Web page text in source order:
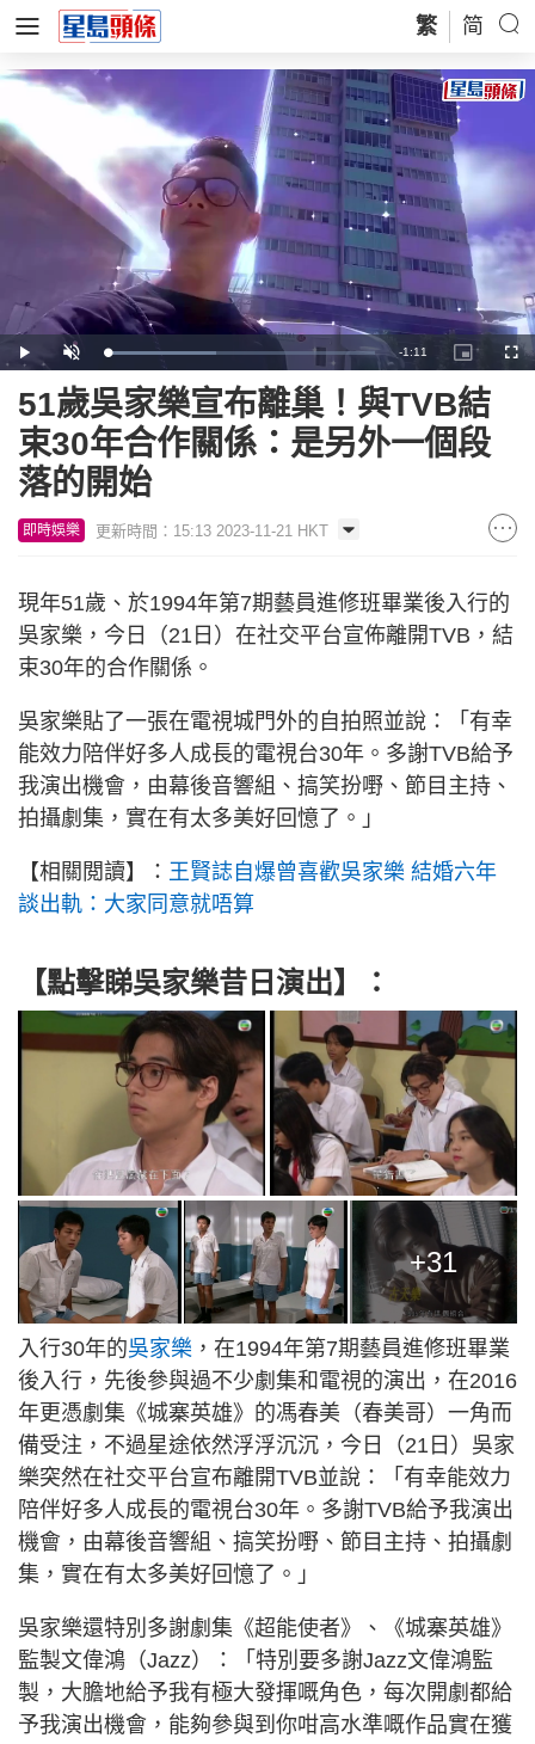
繁 简
Play Unmute Loaded:
40.50%
Remaining
-1:11
Picture-
in-
51歲吳家樂宣布離巢！與TVB結
束30年合作關係：是另外一個段
落的開始
即時娛樂 更新時間：15:13 2023-11-21 HKT
現年51歲、於1994年第7期藝員進修班畢業後入行的
吳家樂，今日（21日）在社交平台宣佈離開TVB，結
束30年的合作關係。
吳家樂貼了一張在電視城門外的自拍照並說：「有幸
能效力陪伴好多人成長的電視台30年。多謝TVB給予
我演出機會，由幕後音響組、搞笑扮嘢、節目主持、
拍攝劇集，實在有太多美好回憶了。」
【相關閲讀】： 王賢誌自爆曾喜歡吳家樂 結婚六年
談出軌：大家同意就唔算
【點擊睇吳家樂昔日演出】：
+31
入行30年的吳家樂 ，在1994年第7期藝員進修班畢業
後入行，先後參與過不少劇集和電視的演出，在2016
年更憑劇集《城寨英雄》的馮春美（春美哥）一角而
備受注，不過星途依然浮浮沉沉，今日（21日）吳家
樂突然在社交平台宣布離開TVB並說：「有幸能效力
陪伴好多人成長的電視台30年。多謝TVB給予我演出
機會，由幕後音響組、搞笑扮嘢、節目主持、拍攝劇
集，實在有太多美好回憶了。」
吳家樂還特別多謝劇集《超能使者》、《城寨英雄》
監製文偉鴻（Jazz）：「特別要多謝Jazz文偉鴻監
製，大膽地給予我有極大發揮嘅角色，每次開劇都給
予我演出機會，能夠參與到你咁高水準嘅作品實在獲